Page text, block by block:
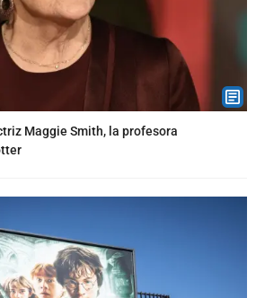
Maggie Smith, la profesora